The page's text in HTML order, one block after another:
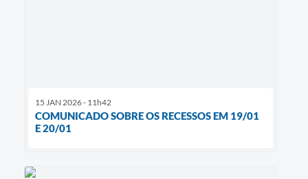
15 JAN 2026 - 11h42
COMUNICADO SOBRE OS RECESSOS EM 19/01
E 20/01